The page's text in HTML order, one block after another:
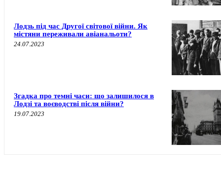
Лодзь під час Другої світової війни. Як
містяни переживали авіанальоти?
24.07.2023
Згадка про темні часи: що залишилося в
Лодзі та воєводстві після війни?
19.07.2023